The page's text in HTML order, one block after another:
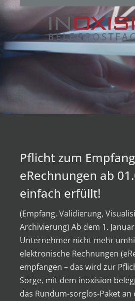
Pflicht zum
eRechnungen ab
einfach erfüllt!
(Empfang, Validierung,
Archivierung) Ab dem 1.
Unternehmer nicht mehr
elektronische Rechnungen
empfangen – das wird zur
Sorge, mit dem inoxision
das Rundum-sorglos-Paket an